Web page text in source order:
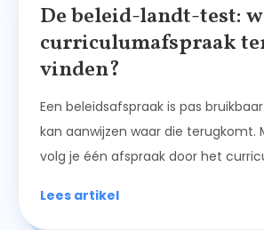
De beleid-landt-test:
curriculumafspraak
vinden?
Een beleidsafspraak is pas
kan aanwijzen waar die terugkomt.
volg je één afspraak door het
Lees artikel